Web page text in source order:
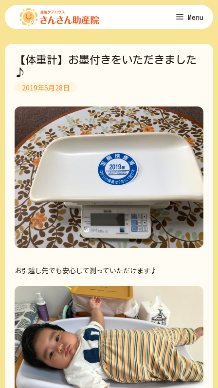
コ
ン
ツ
Menu
【体重計】お墨付きをいただきました
♪
2019年5月28日
お引越し先でも安心して測っていただけます♪